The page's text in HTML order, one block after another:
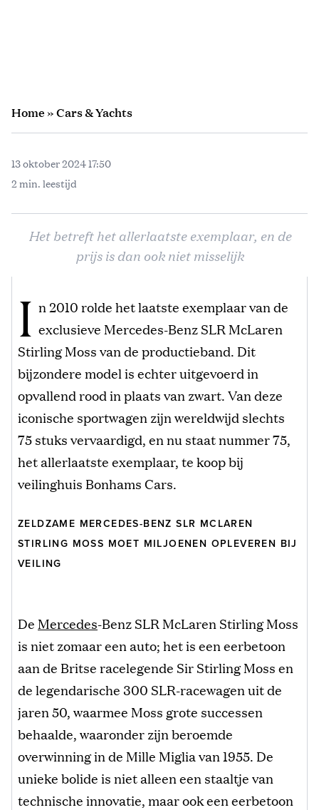
Home»Cars & Yachts
13 oktober 2024 17:50
2 min. leestijd
Het betreft het allerlaatste exemplaar, en de
prijs is dan ook niet misselijk
I n 2010 rolde het laatste exemplaar van de
exclusieve Mercedes-Benz SLR McLaren
Stirling Moss van de productieband. Dit
bijzondere model is echter uitgevoerd in
opvallend rood in plaats van zwart. Van deze
iconische sportwagen zijn wereldwijd slechts
75 stuks vervaardigd, en nu staat nummer 75,
het allerlaatste exemplaar, te koop bij
veilinghuis Bonhams Cars.
ZELDZAME MERCEDES-BENZ SLR MCLAREN
STIRLING MOSS MOET MILJOENEN OPLEVEREN BIJ
VEILING
De Mercedes-Benz SLR McLaren Stirling Moss
is niet zomaar een auto; het is een eerbetoon
aan de Britse racelegende Sir Stirling Moss en
de legendarische 300 SLR-racewagen uit de
jaren 50, waarmee Moss grote successen
behaalde, waaronder zijn beroemde
overwinning in de Mille Miglia van 1955. De
unieke bolide is niet alleen een staaltje van
technische innovatie, maar ook een eerbetoon